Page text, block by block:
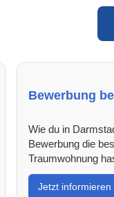
Bewerbung
Wie du in
Bewerbung die
Traumwohnung
Jetzt informieren